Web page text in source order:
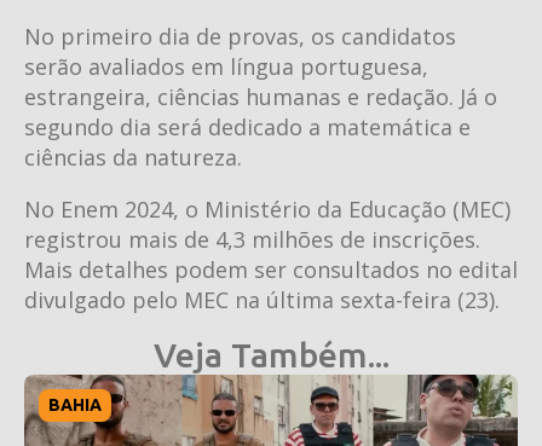
No primeiro dia de provas, os candidatos
serão avaliados em língua portuguesa,
estrangeira, ciências humanas e redação. Já o
segundo dia será dedicado a matemática e
ciências da natureza.
No Enem 2024, o Ministério da Educação (MEC)
registrou mais de 4,3 milhões de inscrições.
Mais detalhes podem ser consultados no edital
divulgado pelo MEC na última sexta-feira (23).
Veja Também...
BAHIA